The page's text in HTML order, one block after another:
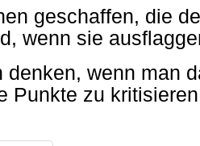
geschaffen, die
wenn sie
denken, wenn man
Punkte zu